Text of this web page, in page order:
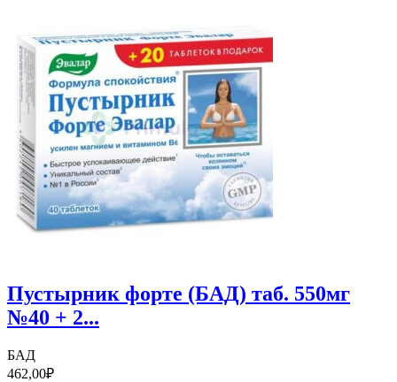
Пустырник форте (БАД) таб. 550мг
№40 + 2...
БАД
462,00₽